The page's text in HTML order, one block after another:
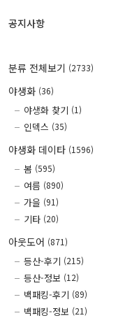
공지사항
분류 전체보기 (2733)
야생화 (36)
야생화 찾기 (1)
인덱스 (35)
야생화 데이타 (1596)
봄 (595)
여름 (890)
가을 (91)
기타 (20)
아웃도어 (871)
등산-후기 (215)
등산-정보 (12)
백패킹-후기 (89)
백패킹-정보 (21)